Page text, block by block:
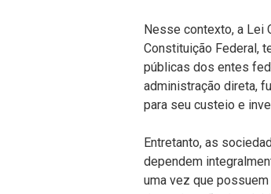
Nesse contexto, a Lei
Constituição Federal,
públicas dos entes
administração direta,
para seu custeio e
Entretanto, as
dependem
uma vez que